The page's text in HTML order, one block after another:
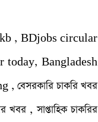
, BDjobs circular
Bangladesh
চাকরি খবর
, সাপ্তাহিক চাকরির